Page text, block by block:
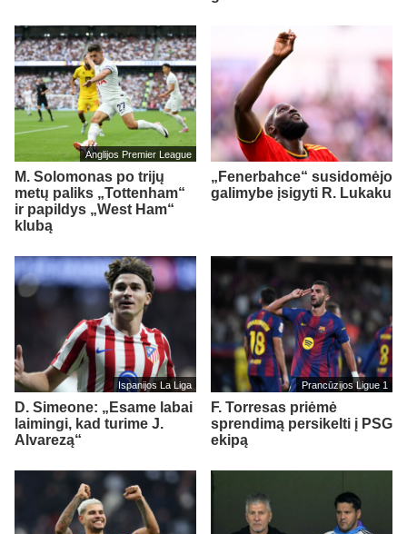
Anglijos Premier League
M. Solomonas po trijų
metų paliks „Tottenham“
ir papildys „West Ham“
klubą
„Fenerbahce“ susidomėjo
galimybe įsigyti R. Lukaku
Ispanijos La Liga
D. Simeone: „Esame labai
laimingi, kad turime J.
Alvarezą“
Prancūzijos Ligue 1
F. Torresas priėmė
sprendimą persikelti į PSG
ekipą